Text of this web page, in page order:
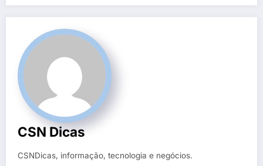
CSN Dicas
CSNDicas, informação, tecnologia e negócios.